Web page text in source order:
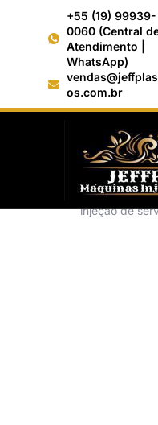
+55 (19) 99939-
0060 (Central
Atendimento |
WhatsApp)
os.com.br
Início/
Moldagem
SM/ Máquina
injeção de